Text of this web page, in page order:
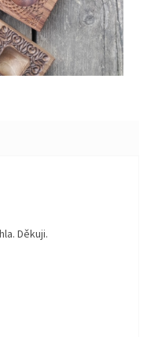
hvězdiček.
Děkuji.
hvězdiček.